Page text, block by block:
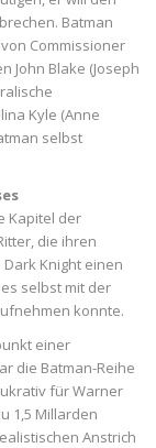
Batman
Commissioner
John Blake (Joseph
Kyle (Anne
selbst
Kapitel der
die ihren
Knight einen
selbst mit der
konnte.
einer
die Batman-Reihe
für Warner
1,5 Millarden
Anstrich